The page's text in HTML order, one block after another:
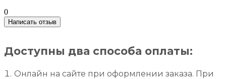
0
Написать отзыв
Доступны два способа оплаты:
Онлайн на сайте при оформлении заказа. При